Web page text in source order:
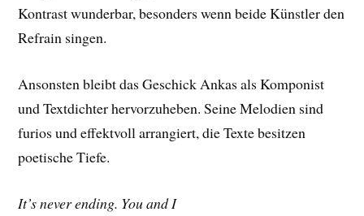
Kontrast wunderbar, besonders wenn beide Künstler den
Refrain singen.
Ansonsten bleibt das Geschick Ankas als Komponist
und Textdichter hervorzuheben. Seine Melodien sind
furios und effektvoll arrangiert, die Texte besitzen
poetische Tiefe.
It’s never ending. You and I